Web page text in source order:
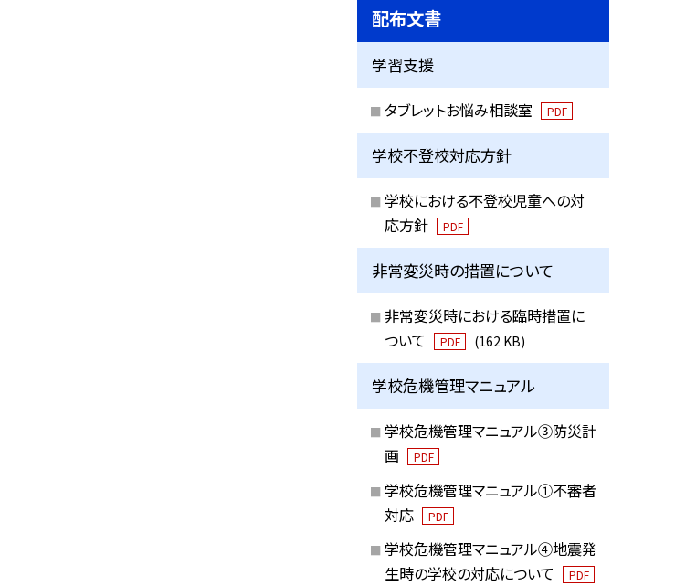
配布文書
学習支援
タブレットお悩み相談室 PDF
学校不登校対応方針
学校における不登校児童への対
応方針
PDF
非常変災時の措置について
非常変災時における臨時措置に
ついて
PDF (162 KB)
学校危機管理マニュアル
学校危機管理マニュアル③防災計
画
PDF
学校危機管理マニュアル①不審者
対応
PDF
学校危機管理マニュアル④地震発
生時の学校の対応について
PDF